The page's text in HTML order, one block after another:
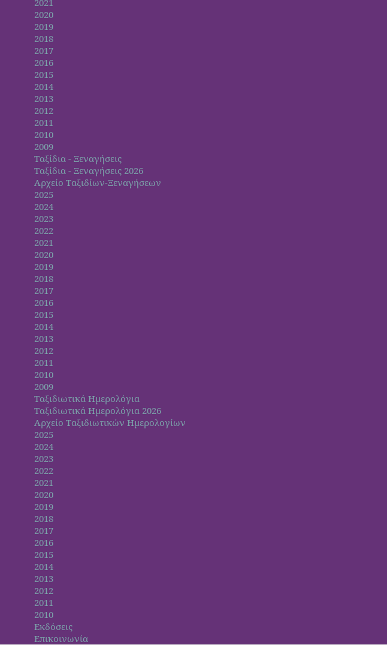
2020
2019
2018
2017
2016
2015
2014
2013
2012
2011
2010
2009
Ταξίδια - Ξεναγήσεις
Ταξίδια - Ξεναγήσεις 2026
Αρχείο Ταξιδίων-Ξεναγήσεων
2025
2024
2023
2022
2021
2020
2019
2018
2017
2016
2015
2014
2013
2012
2011
2010
2009
Ταξιδιωτικά Ημερολόγια
Ταξιδιωτικά Ημερολόγια 2026
Αρχείο Ταξιδιωτικών Ημερολογίων
2025
2024
2023
2022
2021
2020
2019
2018
2017
2016
2015
2014
2013
2012
2011
2010
Εκδόσεις
Επικοινωνία